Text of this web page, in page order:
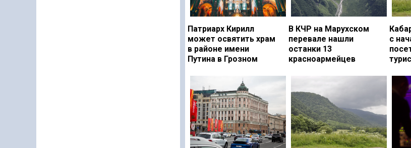
Патриарх Кирилл
может освятить храм
в районе имени
Путина в Грозном
В КЧР на Марухском
перевале нашли
останки 13
красноармейцев
с